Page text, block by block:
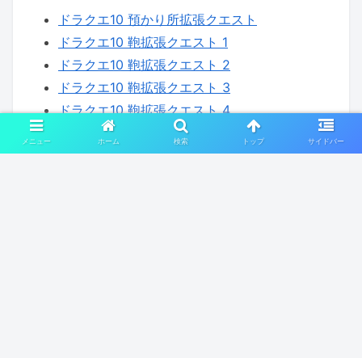
ドラクエ10 預かり所拡張クエスト
ドラクエ10 鞄拡張クエスト 1
ドラクエ10 鞄拡張クエスト 2
ドラクエ10 鞄拡張クエスト 3
ドラクエ10 鞄拡張クエスト 4
ドラクエ10 装備袋拡張クエスト 1
ドラクエ10 装備袋拡張クエスト 2
メニュー ホーム 検索 トップ サイドバー